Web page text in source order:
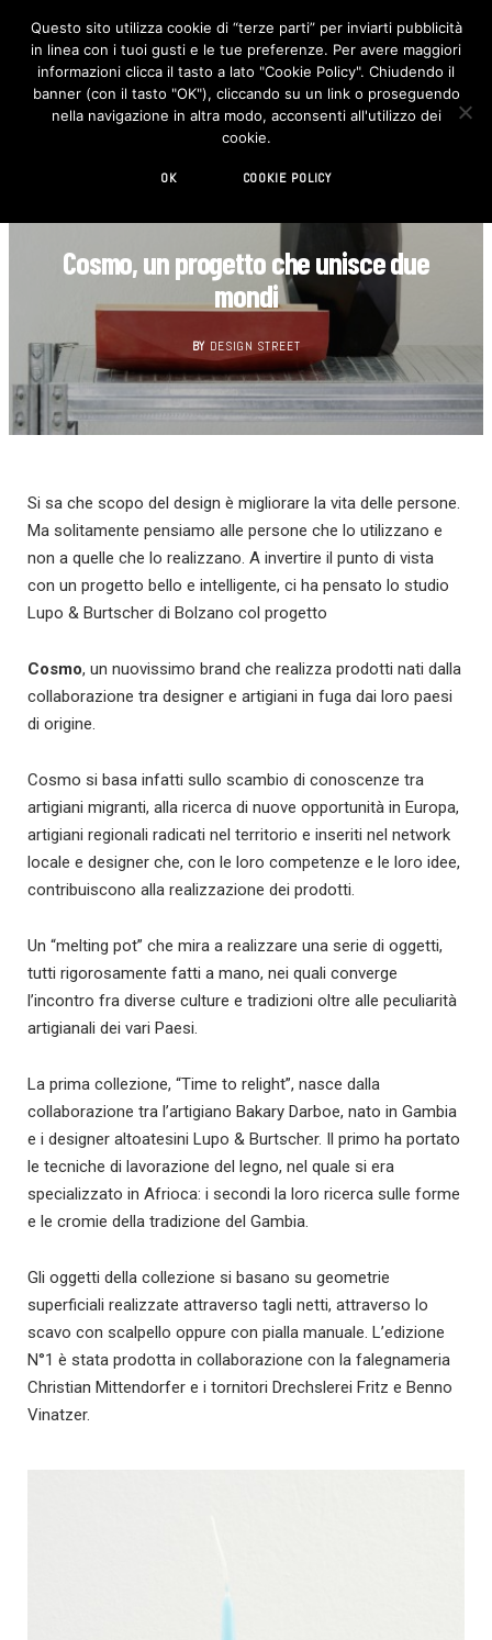
F
c
e
b
o
I
n
s
t
Cosmo, un progetto che unisce due
mondi
BY DESIGN STREET
Si sa che scopo del design è migliorare la vita delle persone.
Ma solitamente pensiamo alle persone che lo utilizzano e
non a quelle che lo realizzano. A invertire il punto di vista
con un progetto bello e intelligente, ci ha pensato lo studio
Lupo & Burtscher di Bolzano col progetto
Cosmo, un nuovissimo brand che realizza prodotti nati dalla
collaborazione tra designer e artigiani in fuga dai loro paesi
di origine.
Cosmo si basa infatti sullo scambio di conoscenze tra
artigiani migranti, alla ricerca di nuove opportunità in Europa,
artigiani regionali radicati nel territorio e inseriti nel network
locale e designer che, con le loro competenze e le loro idee,
contribuiscono alla realizzazione dei prodotti.
Un “melting pot” che mira a realizzare una serie di oggetti,
tutti rigorosamente fatti a mano, nei quali converge
l’incontro fra diverse culture e tradizioni oltre alle peculiarità
artigianali dei vari Paesi.
La prima collezione, “Time to relight”, nasce dalla
collaborazione tra l’artigiano Bakary Darboe, nato in Gambia
e i designer altoatesini Lupo & Burtscher. Il primo ha portato
le tecniche di lavorazione del legno, nel quale si era
specializzato in Afrioca: i secondi la loro ricerca sulle forme
e le cromie della tradizione del Gambia.
Gli oggetti della collezione si basano su geometrie
superficiali realizzate attraverso tagli netti, attraverso lo
scavo con scalpello oppure con pialla manuale. L’edizione
N°1 è stata prodotta in collaborazione con la falegnameria
Christian Mittendorfer e i tornitori Drechslerei Fritz e Benno
Vinatzer.
Questo sito utilizza cookie di “terze parti” per inviarti pubblicità
in linea con i tuoi gusti e le tue preferenze. Per avere maggiori
informazioni clicca il tasto a lato "Cookie Policy". Chiudendo il
banner (con il tasto "OK"), cliccando su un link o proseguendo
nella navigazione in altra modo, acconsenti all'utilizzo dei
cookie.
OK COOKIE POLICY